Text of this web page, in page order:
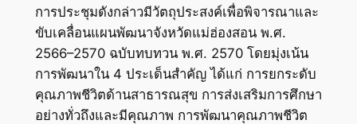
การประชุมดังกล่าวมีวัตถุประสงค์เพื่อพิจารณาและ
ขับเคลื่อนแผนพัฒนาจังหวัดแม่ฮ่องสอน พ.ศ.
2566–2570 ฉบับทบทวน พ.ศ. 2570 โดยมุ่งเน้น
การพัฒนาใน 4 ประเด็นสำคัญ ได้แก่ การยกระดับ
คุณภาพชีวิตด้านสาธารณสุข การส่งเสริมการศึกษา
อย่างทั่วถึงและมีคุณภาพ การพัฒนาคุณภาพชีวิต